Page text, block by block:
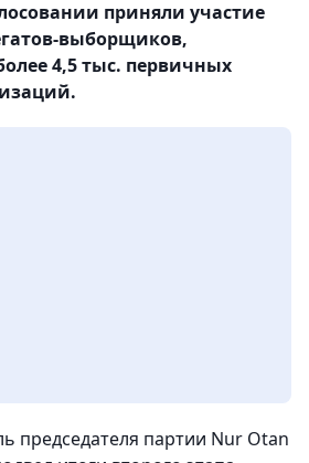
приняли участие
выборщиков,
4,5 тыс. первичных
председателя партии Nur Otan